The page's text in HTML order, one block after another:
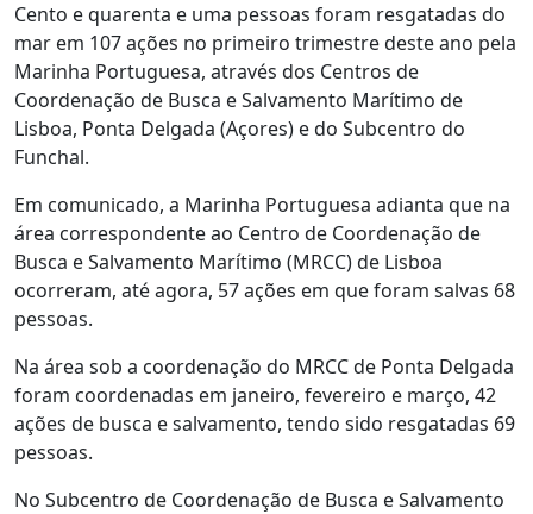
Cento e quarenta e uma pessoas foram resgatadas do
mar em 107 ações no primeiro trimestre deste ano pela
Marinha Portuguesa, através dos Centros de
Coordenação de Busca e Salvamento Marítimo de
Lisboa, Ponta Delgada (Açores) e do Subcentro do
Funchal.
Em comunicado, a Marinha Portuguesa adianta que na
área correspondente ao Centro de Coordenação de
Busca e Salvamento Marítimo (MRCC) de Lisboa
ocorreram, até agora, 57 ações em que foram salvas 68
pessoas.
Na área sob a coordenação do MRCC de Ponta Delgada
foram coordenadas em janeiro, fevereiro e março, 42
ações de busca e salvamento, tendo sido resgatadas 69
pessoas.
No Subcentro de Coordenação de Busca e Salvamento